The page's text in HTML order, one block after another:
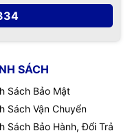
SÁCH
Sách Bảo Mật
Sách Vận Chuyển
Sách Bảo Hành, Đổi Trả